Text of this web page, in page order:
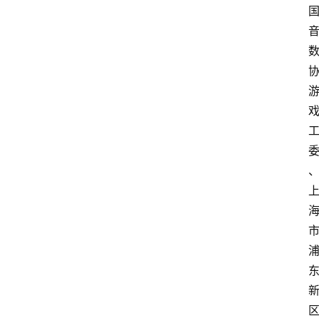
国
音
数
协
游
戏
工
委
、
上
海
市
浦
东
新
区